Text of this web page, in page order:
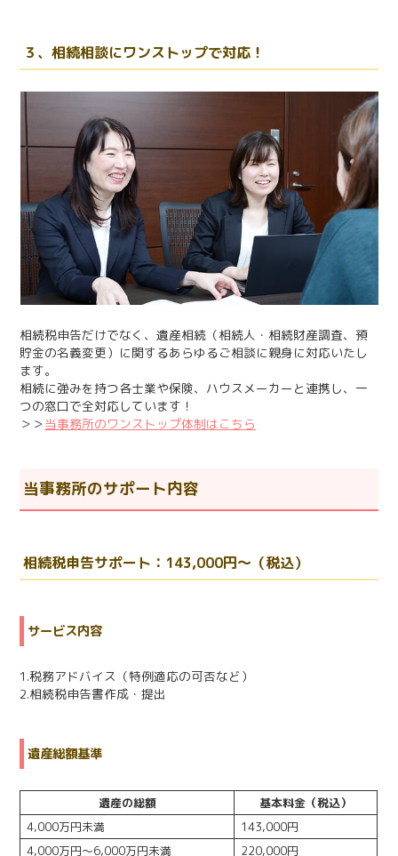
３、相続相談にワンストップで対応！
相続税申告だけでなく、遺産相続（相続人・相続財産調査、預
貯金の名義変更）に関するあらゆるご相談に親身に対応いたし
ます。
相続に強みを持つ各士業や保険、ハウスメーカーと連携し、一
つの窓口で全対応しています！
＞＞ 当事務所のワンストップ体制はこちら
当事務所のサポート内容
相続税申告サポート：143,000円～（税込）
サービス内容
1.税務アドバイス（特例適応の可否など）
2.相続税申告書作成・提出
遺産総額基準
遺産の総額
基本料金（税込）
4,000万円未満
143,000円
4,000万円～6,000万円未満
220,000円